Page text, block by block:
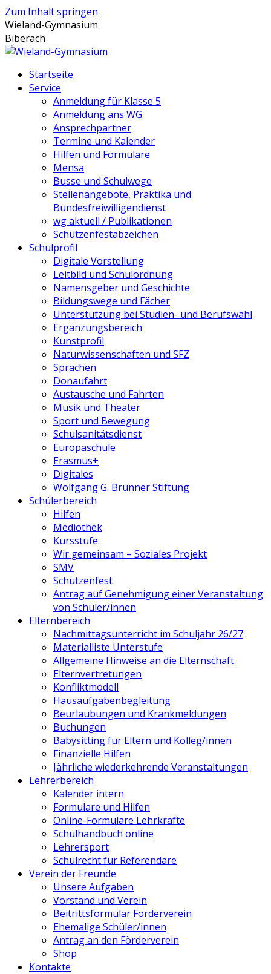
Zum Inhalt springen
Wieland-Gymnasium
Biberach
Startseite
Service
Anmeldung für Klasse 5
Anmeldung ans WG
Ansprechpartner
Termine und Kalender
Hilfen und Formulare
Mensa
Busse und Schulwege
Stellenangebote, Praktika und
Bundesfreiwilligendienst
wg aktuell / Publikationen
Schützenfestabzeichen
Schulprofil
Digitale Vorstellung
Leitbild und Schulordnung
Namensgeber und Geschichte
Bildungswege und Fächer
Unterstützung bei Studien- und Berufswahl
Ergänzungsbereich
Kunstprofil
Naturwissenschaften und SFZ
Sprachen
Donaufahrt
Austausche und Fahrten
Musik und Theater
Sport und Bewegung
Schulsanitätsdienst
Europaschule
Erasmus+
Digitales
Wolfgang G. Brunner Stiftung
Schülerbereich
Hilfen
Mediothek
Kursstufe
Wir gemeinsam – Soziales Projekt
SMV
Schützenfest
Antrag auf Genehmigung einer Veranstaltung
von Schüler/innen
Elternbereich
Nachmittagsunterricht im Schuljahr 26/27
Materialliste Unterstufe
Allgemeine Hinweise an die Elternschaft
Elternvertretungen
Konfliktmodell
Hausaufgabenbegleitung
Beurlaubungen und Krankmeldungen
Buchungen
Babysitting für Eltern und Kolleg/innen
Finanzielle Hilfen
Jährliche wiederkehrende Veranstaltungen
Lehrerbereich
Kalender intern
Formulare und Hilfen
Online-Formulare Lehrkräfte
Schulhandbuch online
Lehrersport
Schulrecht für Referendare
Verein der Freunde
Unsere Aufgaben
Vorstand und Verein
Beitrittsformular Förderverein
Ehemalige Schüler/innen
Antrag an den Förderverein
Shop
Kontakte